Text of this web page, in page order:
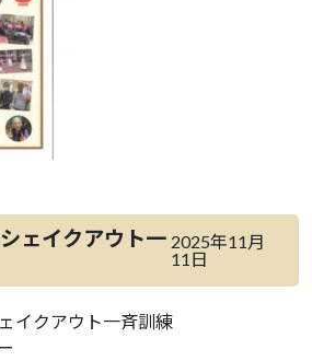
ェイクアウト一 2025年11月
11日
イクアウト一斉訓練